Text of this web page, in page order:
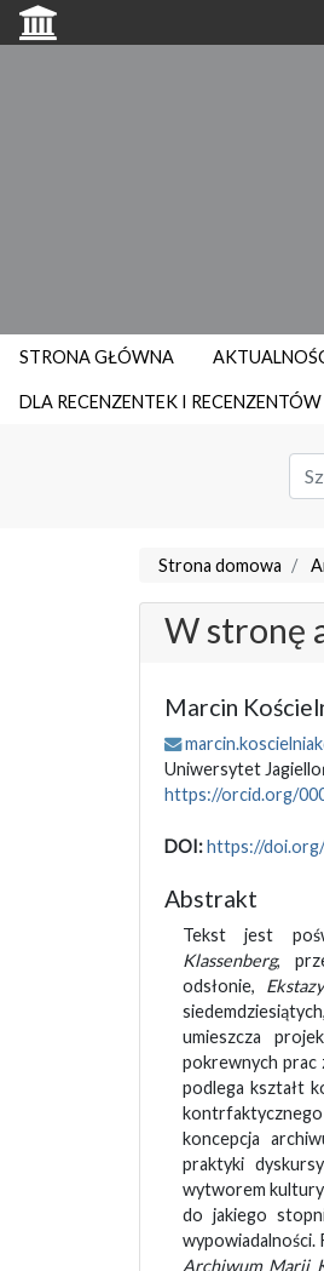
STRONA GŁÓWNA
DLA RECENZENTEK I RECENZENTÓW
Strona domowa
W stronę
Marcin
Uniwersytet
https://orcid.org/
DOI:https://
Abstrakt
Tekst jest
Klassenberg,
odsłonie, Ekstazy
umieszcza
pokrewnych
podlega kształt
koncepcja
praktyki
wytworem
do jakiego
wypowiadalności.
Archiwum Marii